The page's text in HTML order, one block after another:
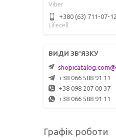
Viber
+380 (63) 711-07-12
Lifecell
+38 066 588 91 11
+38 098 207 00 37
+38 066 588 91 11
Графік роботи